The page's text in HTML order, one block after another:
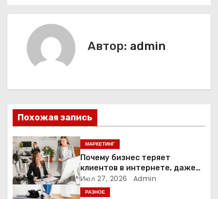
ц
и
я
п
о
з
Автор: admin
Похожая запись
МАРКЕТИНГ
Почему бизнес теряет
клиентов в интернете, даже
если у него есть сайт
Июл 27, 2026 Admin
РАЗНОЕ